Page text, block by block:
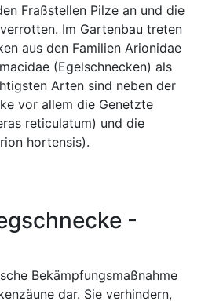
Fraßstellen Pilze an und die
Im Gartenbau treten
aus den Familien Arionidae
(Egelschnecken) als
Arten sind neben der
vor allem die Genetzte
reticulatum) und die
hortensis).
-
Bekämpfungsmaßnahme
dar. Sie verhindern,